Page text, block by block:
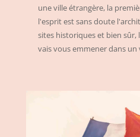
une ville étrangère, la
l'esprit est sans doute
sites historiques et bien sûr,
vais vous emmener dans un